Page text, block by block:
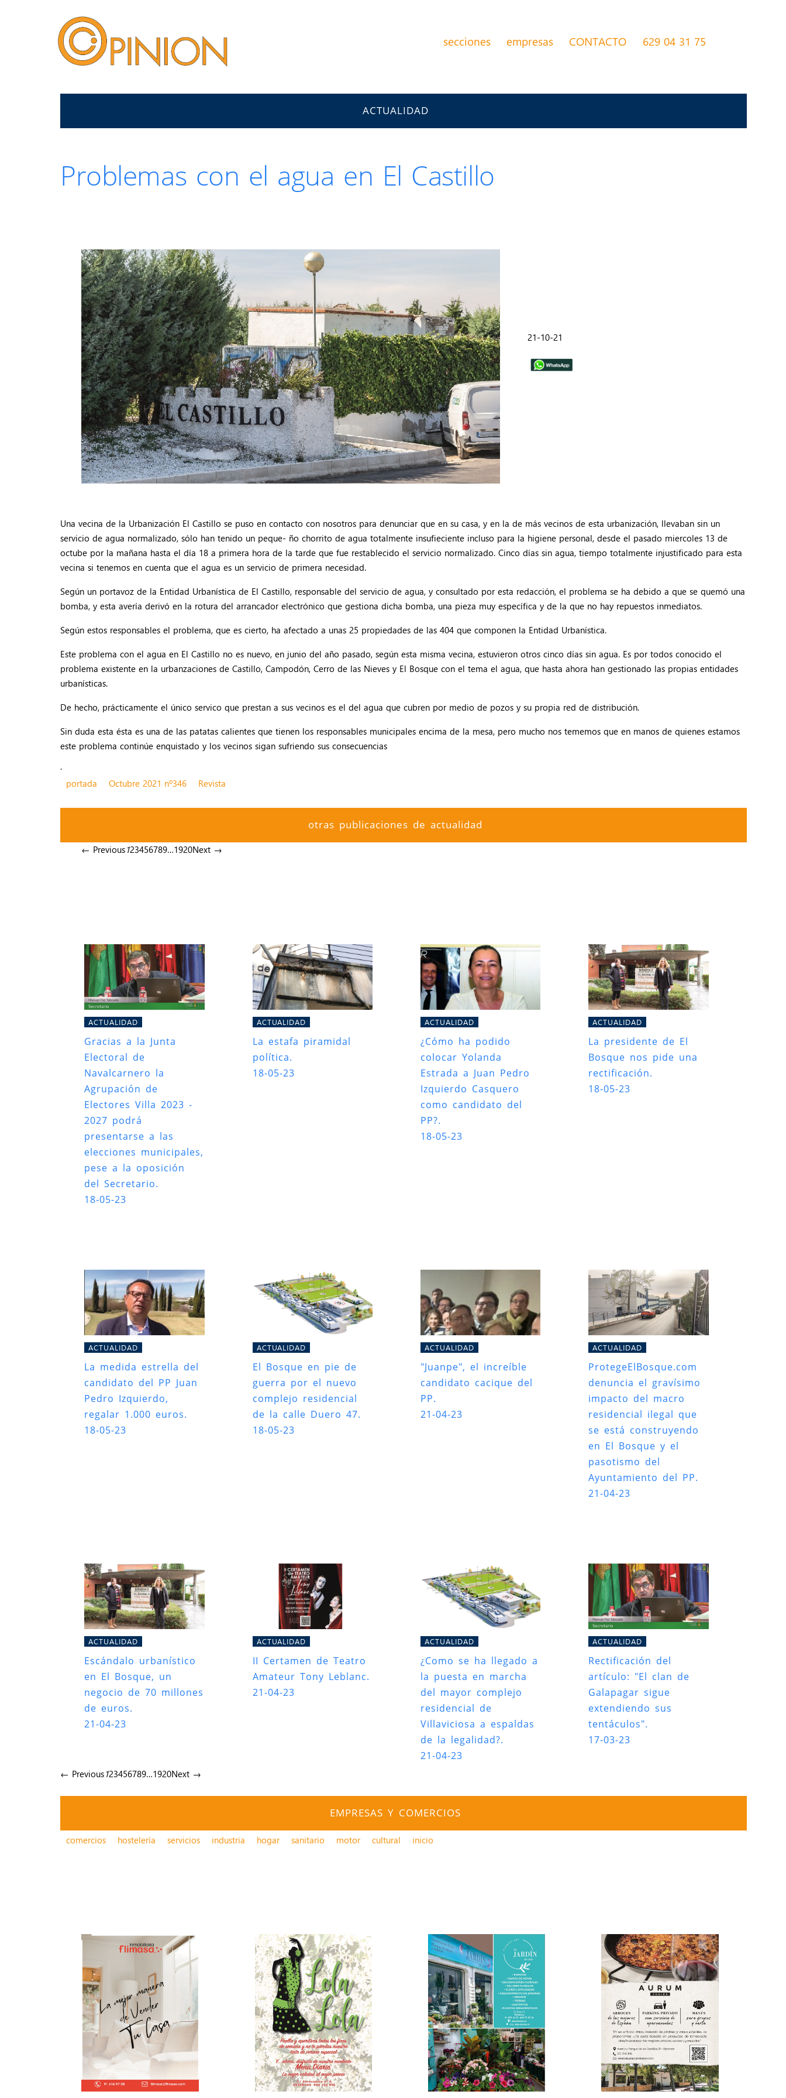
secciones empresas CONTACTO 629 04 31 75
ACTUALIDAD
Problemas con el agua en El Castillo
21-10-21
Una vecina de la Urbanización El Castillo se puso en contacto con nosotros para denunciar que en su casa, y en la de más vecinos de esta urbanización, llevaban sin un
servicio de agua normalizado, sólo han tenido un peque- ño chorrito de agua totalmente insufieciente incluso para la higiene personal, desde el pasado miercoles 13 de
octube por la mañana hasta el día 18 a primera hora de la tarde que fue restablecido el servicio normalizado. Cinco días sin agua, tiempo totalmente injustificado para esta
vecina si tenemos en cuenta que el agua es un servicio de primera necesidad.
Según un portavoz de la Entidad Urbanística de El Castillo, responsable del servicio de agua, y consultado por esta redacción, el problema se ha debido a que se quemó una
bomba, y esta avería derivó en la rotura del arrancador electrónico que gestiona dicha bomba, una pieza muy específica y de la que no hay repuestos inmediatos.
Según estos responsables el problema, que es cierto, ha afectado a unas 25 propiedades de las 404 que componen la Entidad Urbanística.
Este problema con el agua en El Castillo no es nuevo, en junio del año pasado, según esta misma vecina, estuvieron otros cinco días sin agua. Es por todos conocido el
problema existente en la urbanzaciones de Castillo, Campodón, Cerro de las Nieves y El Bosque con el tema el agua, que hasta ahora han gestionado las propias entidades
urbanísticas.
De hecho, prácticamente el único servico que prestan a sus vecinos es el del agua que cubren por medio de pozos y su propia red de distribución.
Sin duda esta ésta es una de las patatas calientes que tienen los responsables municipales encima de la mesa, pero mucho nos tememos que en manos de quienes estamos
este problema continúe enquistado y los vecinos sigan sufriendo sus consecuencias
.
portada
Octubre 2021 nº346 Revista
otras publicaciones de actualidad
← Previous123456789…1920Next →
ACTUALIDAD
Gracias a la Junta
Electoral de
Navalcarnero la
Agrupación de
Electores Villa 2023 -
2027 podrá
presentarse a las
elecciones municipales,
pese a la oposición
del Secretario.
18-05-23
ACTUALIDAD
La estafa piramidal
política.
18-05-23
ACTUALIDAD
¿Cómo ha podido
colocar Yolanda
Estrada a Juan Pedro
Izquierdo Casquero
como candidato del
PP?.
18-05-23
ACTUALIDAD
La presidente de El
Bosque nos pide una
rectificación.
18-05-23
ACTUALIDAD
La medida estrella del
candidato del PP Juan
Pedro Izquierdo,
regalar 1.000 euros.
18-05-23
ACTUALIDAD
El Bosque en pie de
guerra por el nuevo
complejo residencial
de la calle Duero 47.
18-05-23
ACTUALIDAD
"Juanpe", el increíble
candidato cacique del
PP.
21-04-23
ACTUALIDAD
ProtegeElBosque.com
denuncia el gravísimo
impacto del macro
residencial ilegal que
se está construyendo
en El Bosque y el
pasotismo del
Ayuntamiento del PP.
21-04-23
ACTUALIDAD
Escándalo urbanístico
en El Bosque, un
negocio de 70 millones
de euros.
21-04-23
ACTUALIDAD
II Certamen de Teatro
Amateur Tony Leblanc.
21-04-23
ACTUALIDAD
¿Como se ha llegado a
la puesta en marcha
del mayor complejo
residencial de
Villaviciosa a espaldas
de la legalidad?.
21-04-23
ACTUALIDAD
Rectificación del
artículo: "El clan de
Galapagar sigue
extendiendo sus
tentáculos".
17-03-23
← Previous123456789…1920Next →
EMPRESAS Y COMERCIOS
comercios hostelería servicios industria hogar sanitario motor cultural inicio